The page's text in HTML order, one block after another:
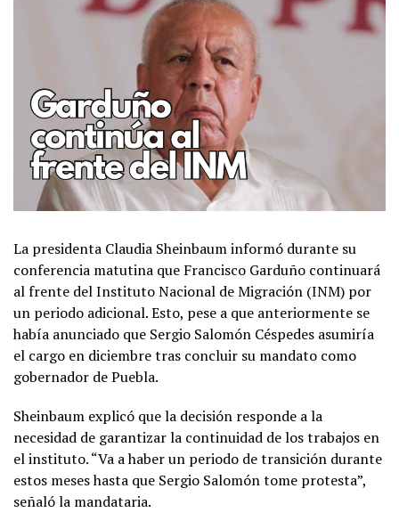
La presidenta Claudia Sheinbaum informó durante su
conferencia matutina que Francisco Garduño continuará
al frente del Instituto Nacional de Migración (INM) por
un periodo adicional. Esto, pese a que anteriormente se
había anunciado que Sergio Salomón Céspedes asumiría
el cargo en diciembre tras concluir su mandato como
gobernador de Puebla.
Sheinbaum explicó que la decisión responde a la
necesidad de garantizar la continuidad de los trabajos en
el instituto. “Va a haber un periodo de transición durante
estos meses hasta que Sergio Salomón tome protesta”,
señaló la mandataria.